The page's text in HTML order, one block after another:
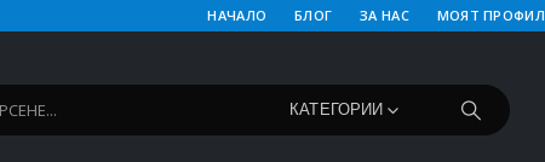
НАЧАЛО БЛОГ ЗА НАС МОЯТ ПРОФИЛ
КАТЕГОРИИ